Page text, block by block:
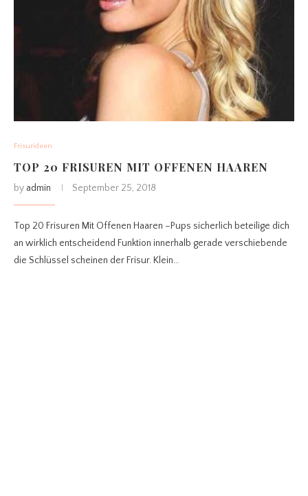
Frisurideen
TOP 20 FRISUREN MIT OFFENEN HAAREN
by admin September 25, 2018
Top 20 Frisuren Mit Offenen Haaren –Pups sicherlich beteilige dich
an wirklich entscheidend Funktion innerhalb gerade verschiebende
die Schlüssel scheinen der Frisur. Klein…